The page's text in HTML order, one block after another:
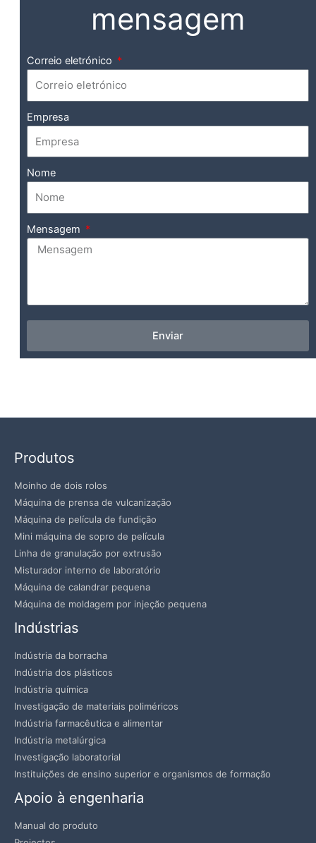
mensagem
Correio eletrónico
Empresa
Nome
Mensagem
Enviar
Produtos
Moinho de dois rolos
Máquina de prensa de vulcanização
Máquina de película de fundição
Mini máquina de sopro de película
Linha de granulação por extrusão
Misturador interno de laboratório
Máquina de calandrar pequena
Máquina de moldagem por injeção pequena
Indústrias
Indústria da borracha
Indústria dos plásticos
Indústria química
Investigação de materiais poliméricos
Indústria farmacêutica e alimentar
Indústria metalúrgica
Investigação laboratorial
Instituições de ensino superior e organismos de formação
Apoio à engenharia
Manual do produto